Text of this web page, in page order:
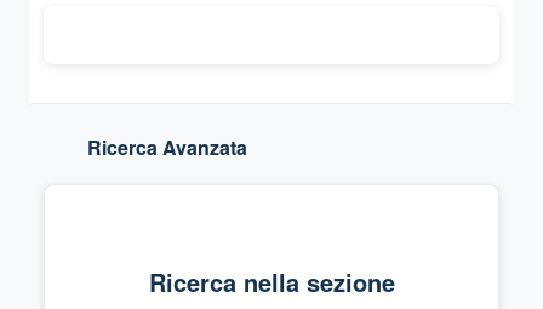
Ricerca Avanzata
Ricerca nella sezione